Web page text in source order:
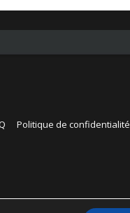
Politique de confidentialité